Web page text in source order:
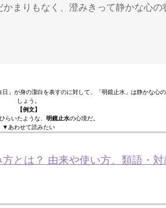
まりもなく、澄みきって静かな心の
」が身の潔白を表すのに対して、「明鏡止水」は静かな心
しょう。
【例文】
らいたような、 明鏡止水の心境だ。
▼あわせて読みたい
とは？ 由来や使い方、類語・